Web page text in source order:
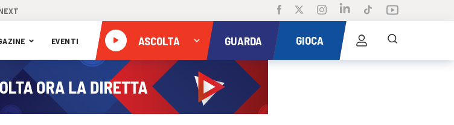
EVENTI ASCOLTA GUARDA GIOCA